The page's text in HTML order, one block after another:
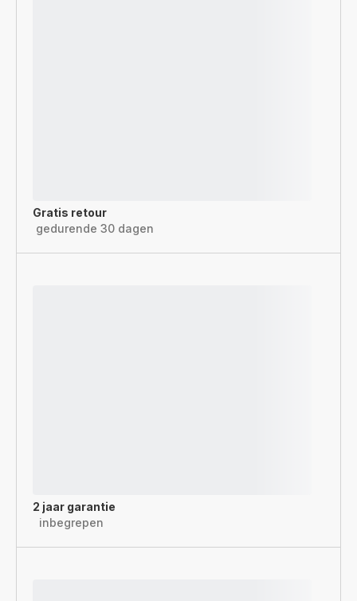
Gratis retour
gedurende 30 dagen
2 jaar garantie
inbegrepen